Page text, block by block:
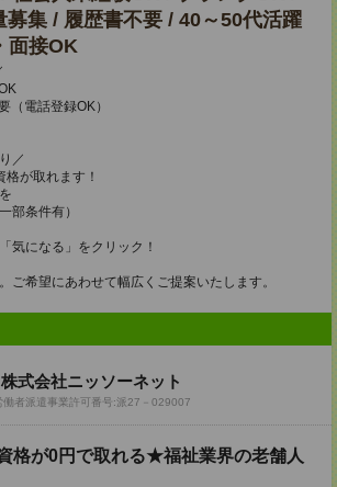
募集 / 履歴書不要 / 40～50代活躍
面接OK
（電話登録OK）
／
が取れます！
部条件有）
気になる」をクリック！
ご希望にあわせて幅広くご提案いたします。
株式会社ニッソーネット
働者派遣事業許可番号:派27－029007
格が0円で取れる★福祉業界の老舗人